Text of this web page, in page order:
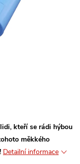
kteří se rádi hýbou
měkkého
Detailní informace